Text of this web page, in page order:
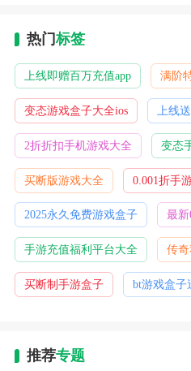
热门标签
上线即赠百万充值app 满阶
变态游戏盒子大全ios 上线
2折折扣手机游戏大全 变态
买断版游戏大全 0.001折手
2025永久免费游戏盒子 最新
手游充值福利平台大全 传
买断制手游盒子 bt游戏盒子
推荐专题